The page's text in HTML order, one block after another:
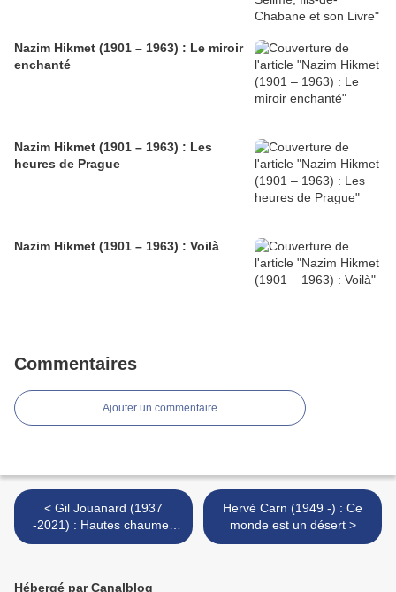
Nazim Hikmet (1901 – 1963) : Le miroir
enchanté
Nazim Hikmet (1901 – 1963) : Les
heures de Prague
Nazim Hikmet (1901 – 1963) : Voilà
Commentaires
Ajouter un commentaire
< Gil Jouanard (1937
-2021) : Hautes chaumes
(II)
Hervé Carn (1949 -) : Ce
monde est un désert >
Hébergé par Canalblog